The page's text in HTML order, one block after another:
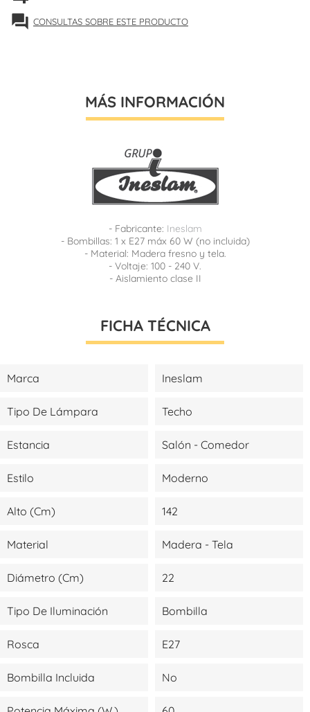
forum CONSULTAS SOBRE ESTE PRODUCTO
MÁS INFORMACIÓN
- Fabricante: Ineslam
- Bombillas: 1 x E27 máx 60 W (no incluida)
- Material: Madera fresno y tela.
- Voltaje: 100 - 240 V.
- Aislamiento clase II
FICHA TÉCNICA
Marca Ineslam
Tipo De Lámpara Techo
Estancia Salón - Comedor
Estilo Moderno
Alto (cm) 142
Material Madera - Tela
Diámetro (cm) 22
Tipo De Iluminación Bombilla
Rosca E27
Bombilla Incluida No